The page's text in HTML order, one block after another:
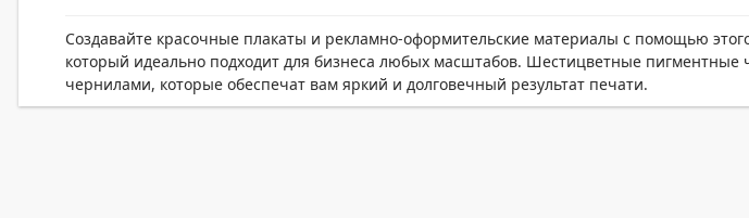
Создавайте красочные плакаты и рекламно-оформительские материалы с помощью
который идеально подходит для бизнеса любых масштабов. Шестицветные пигментные
чернилами, которые обеспечат вам яркий и долговечный результат печати.